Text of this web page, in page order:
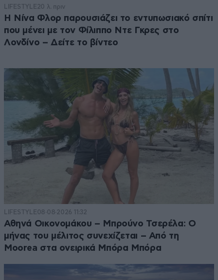
LIFESTYLE 20 λ. πριν
Η Νίνα Φλορ παρουσιάζει το εντυπωσιακό σπίτι
που μένει με τον Φίλιππο Ντε Γκρες στο
Λονδίνο – Δείτε το βίντεο
LIFESTYLE08·08·2026 11:32
Αθηνά Οικονομάκου – Μπρούνο Τσερέλα: Ο
μήνας του μέλιτος συνεχίζεται – Από τη
Moorea στα ονειρικά Μπόρα Μπόρα